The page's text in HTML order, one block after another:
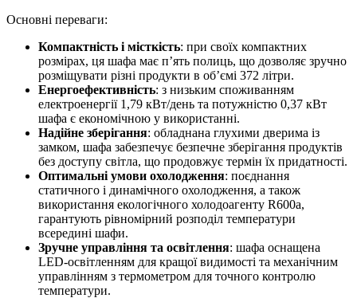
Основні переваги:
Компактність і місткість: при своїх компактних
розмірах, ця шафа має п’ять полиць, що дозволяє зручно
розміщувати різні продукти в об’ємі 372 літри.
Енергоефективність: з низьким споживанням
електроенергії 1,79 кВт/день та потужністю 0,37 кВт
шафа є економічною у використанні.
Надійне зберігання: обладнана глухими дверима із
замком, шафа забезпечує безпечне зберігання продуктів
без доступу світла, що продовжує термін їх придатності.
Оптимальні умови охолодження: поєднання
статичного і динамічного охолодження, а також
використання екологічного холодоагенту R600a,
гарантують рівномірний розподіл температури
всередині шафи.
Зручне управління та освітлення: шафа оснащена
LED-освітленням для кращої видимості та механічним
управлінням з термометром для точного контролю
температури.